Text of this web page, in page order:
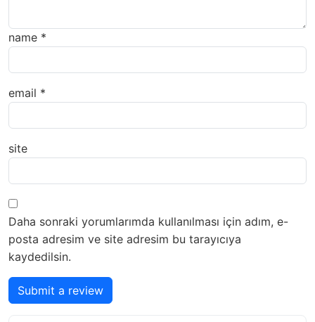
name *
email *
site
Daha sonraki yorumlarımda kullanılması için adım, e-
posta adresim ve site adresim bu tarayıcıya
kaydedilsin.
Submit a review